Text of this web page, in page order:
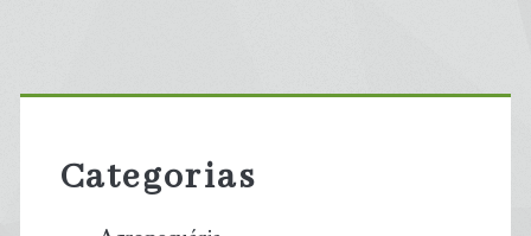
Primary
Sidebar
Categorias